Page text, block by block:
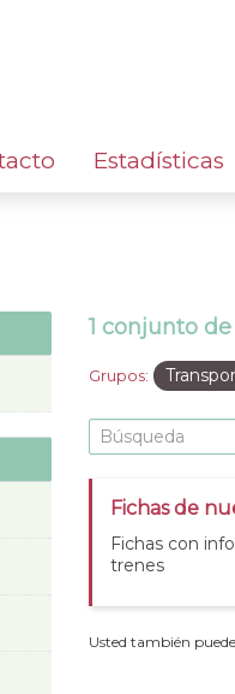
Estadísticas
1 conjunto
Grupos:
Fichas de
Fichas con
trenes
Usted también